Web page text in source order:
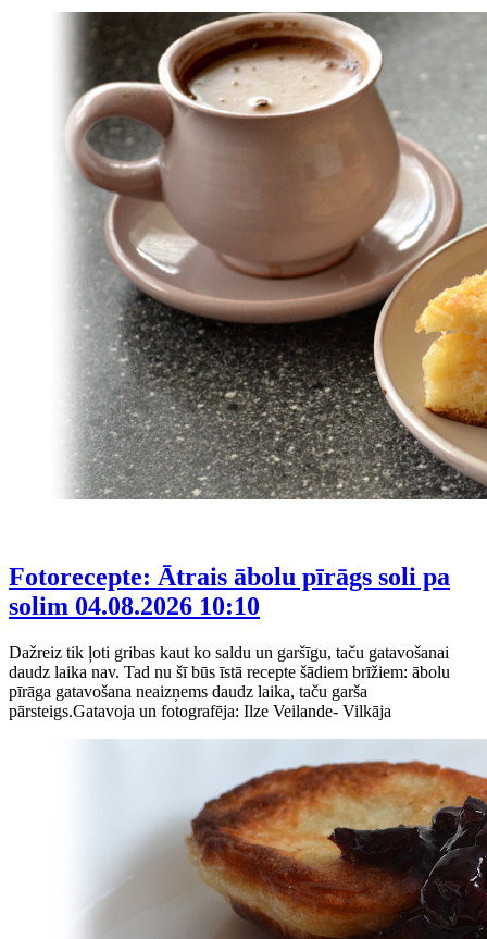
Fotorecepte: Ātrais ābolu pīrāgs soli pa
solim 04.08.2026 10:10
Dažreiz tik ļoti gribas kaut ko saldu un garšīgu, taču gatavošanai
daudz laika nav. Tad nu šī būs īstā recepte šādiem brīžiem: ābolu
pīrāga gatavošana neaizņems daudz laika, taču garša
pārsteigs.Gatavoja un fotografēja: Ilze Veilande- Vilkāja